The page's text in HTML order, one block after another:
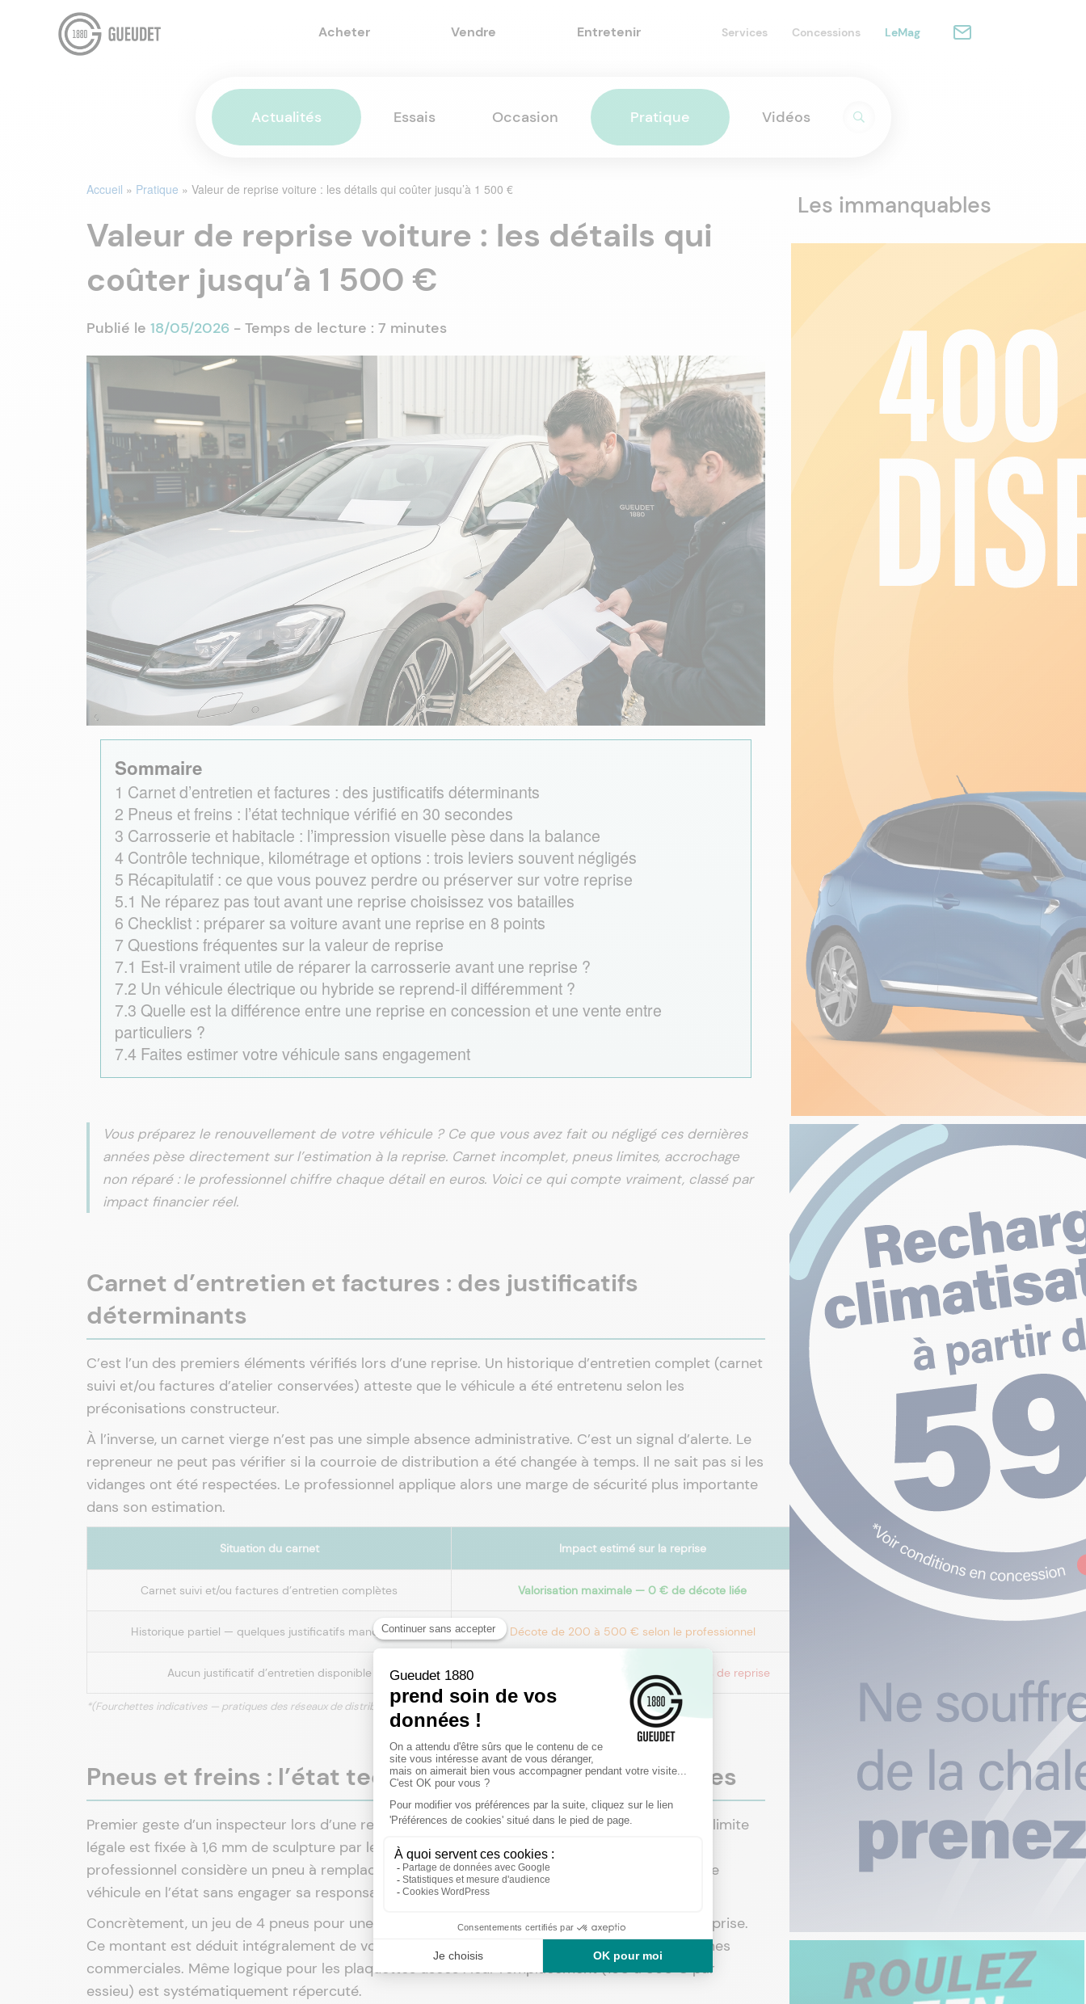
Acheter Vendre Entretenir Services Concessions LeMag
Actualités Essais Occasion Pratique Vidéos
Accueil » Pratique » Valeur de reprise voiture : les détails qui coûter jusqu’à 1 500 €
Valeur de reprise voiture : les détails qui
coûter jusqu’à 1 500 €
Publié le 18/05/2026 - Temps de lecture : 7 minutes
Sommaire
1 Carnet d’entretien et factures : des justificatifs déterminants
2 Pneus et freins : l’état technique vérifié en 30 secondes
3 Carrosserie et habitacle : l’impression visuelle pèse dans la balance
4 Contrôle technique, kilométrage et options : trois leviers souvent négligés
5 Récapitulatif : ce que vous pouvez perdre ou préserver sur votre reprise
5.1 Ne réparez pas tout avant une reprise choisissez vos batailles
6 Checklist : préparer sa voiture avant une reprise en 8 points
7 Questions fréquentes sur la valeur de reprise
7.1 Est-il vraiment utile de réparer la carrosserie avant une reprise ?
7.2 Un véhicule électrique ou hybride se reprend-il différemment ?
7.3 Quelle est la différence entre une reprise en concession et une vente entre
particuliers ?
7.4 Faites estimer votre véhicule sans engagement
Vous préparez le renouvellement de votre véhicule ? Ce que vous avez fait ou négligé ces dernières
années pèse directement sur l’estimation à la reprise. Carnet incomplet, pneus limites, accrochage
non réparé : le professionnel chiffre chaque détail en euros. Voici ce qui compte vraiment, classé par
impact financier réel.
Carnet d’entretien et factures : des justificatifs
déterminants
C’est l’un des premiers éléments vérifiés lors d’une reprise. Un historique d’entretien complet (carnet
suivi et/ou factures d’atelier conservées) atteste que le véhicule a été entretenu selon les
préconisations constructeur.
À l’inverse, un carnet vierge n’est pas une simple absence administrative. C’est un signal d’alerte. Le
repreneur ne peut pas vérifier si la courroie de distribution a été changée à temps. Il ne sait pas si les
vidanges ont été respectées. Le professionnel applique alors une marge de sécurité plus importante
dans son estimation.
Situation du carnet Impact estimé sur la reprise
Carnet suivi et/ou factures d’entretien complètes Valorisation maximale — 0 € de décote liée
Historique partiel — quelques justificatifs manquants Décote de 200 à 500 € selon le professionnel
Aucun justificatif d’entretien disponible Décote de 500 à 1 200 € — parfois refus de reprise
*(Fourchettes indicatives — pratiques des réseaux de distribution automobile français, tendance observée 2024-2025)*
Pneus et freins : l’état technique vérifié en 30 secondes
Premier geste d’un inspecteur lors d’une reprise : la jauge de profondeur sur chaque pneu. La limite
légale est fixée à 1,6 mm de sculpture par le Code de la route (art. R314-1). En pratique, un
professionnel considère un pneu à remplacer dès 3 mm. En dessous, il ne peut pas revendre le
véhicule en l’état sans engager sa responsabilité.
Concrètement, un jeu de 4 pneus pour une compacte coûte entre 300 € et 700 € pose comprise.
Ce montant est déduit intégralement de votre estimation si les pneumatiques sont hors normes
commerciales. Même logique pour les plaquettes usées : leur remplacement (150 à 350 € par
essieu) est systématiquement répercuté.
Les immanquables